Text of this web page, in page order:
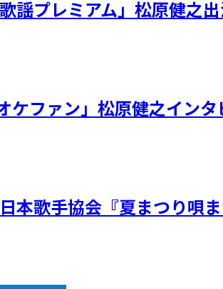
謡プレミアム」松原健之出
ケファン」松原健之イン
本歌手協会『夏まつり唄